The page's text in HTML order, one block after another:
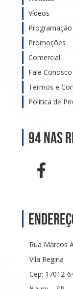
Vídeos
Programação
Promoções
Comercial
Fale Conosco
Termos e
Política de
94 nas
Rua Marcos
Vila Regina
Cep: 17012-